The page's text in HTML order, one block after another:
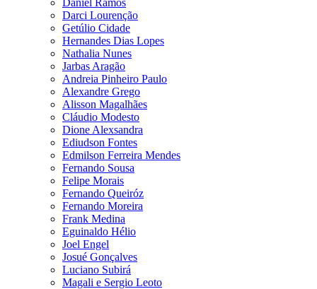
Daniel Ramos
Darci Lourenção
Getúlio Cidade
Hernandes Dias Lopes
Nathalia Nunes
Jarbas Aragão
Andreia Pinheiro Paulo
Alexandre Grego
Alisson Magalhães
Cláudio Modesto
Dione Alexsandra
Ediudson Fontes
Edmilson Ferreira Mendes
Fernando Sousa
Felipe Morais
Fernando Queiróz
Fernando Moreira
Frank Medina
Eguinaldo Hélio
Joel Engel
Josué Gonçalves
Luciano Subirá
Magali e Sergio Leoto